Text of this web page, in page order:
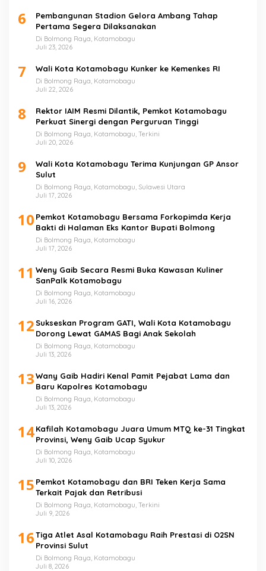
6
Pembangunan Stadion Gelora Ambang Tahap
Pertama Segera Dilaksanakan
Di Bolmong Raya, Kotamobagu
Juli 23, 2026
7 Wali Kota Kotamobagu Kunker ke Kemenkes RI
Di Bolmong Raya, Kotamobagu
Juli 22, 2026
8
Rektor IAIM Resmi Dilantik, Pemkot Kotamobagu
Perkuat Sinergi dengan Perguruan Tinggi
Di Bolmong Raya, Kotamobagu, Terkini
Juli 20, 2026
9
Wali Kota Kotamobagu Terima Kunjungan GP Ansor
Sulut
Di Bolmong Raya, Kotamobagu, Sulawesi Utara
Juli 17, 2026
10 Pemkot Kotamobagu Bersama Forkopimda Kerja
Bakti di Halaman Eks Kantor Bupati Bolmong
Di Bolmong Raya, Kotamobagu
Juli 17, 2026
11 Weny Gaib Secara Resmi Buka Kawasan Kuliner
SanPalk Kotamobagu
Di Bolmong Raya, Kotamobagu
Juli 16, 2026
12 Sukseskan Program GATI, Wali Kota Kotamobagu
Dorong Lewat GAMAS Bagi Anak Sekolah
Di Bolmong Raya, Kotamobagu
Juli 13, 2026
13Wany Gaib Hadiri Kenal Pamit Pejabat Lama dan
Baru Kapolres Kotamobagu
Di Bolmong Raya, Kotamobagu
Juli 13, 2026
14Kafilah Kotamobagu Juara Umum MTQ ke-31 Tingkat
Provinsi, Weny Gaib Ucap Syukur
Di Bolmong Raya, Kotamobagu
Juli 10, 2026
15 Pemkot Kotamobagu dan BRI Teken Kerja Sama
Terkait Pajak dan Retribusi
Di Bolmong Raya, Kotamobagu, Terkini
Juli 9, 2026
16Tiga Atlet Asal Kotamobagu Raih Prestasi di O2SN
Provinsi Sulut
Di Bolmong Raya, Kotamobagu
Juli 8, 2026